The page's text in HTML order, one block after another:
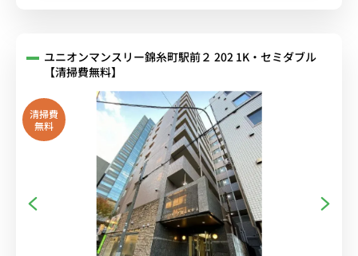
ユニオンマンスリー錦糸町駅前２ 202 1K・セミダブル
【清掃費無料】
清掃費
無料